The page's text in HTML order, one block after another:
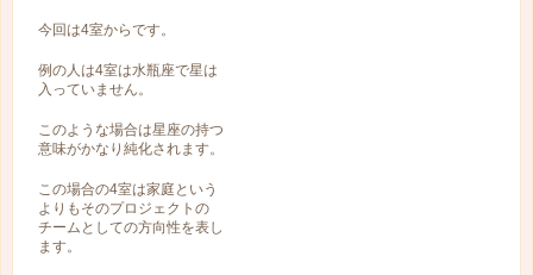
今回は4室からです。
例の人は4室は水瓶座で星は
入っていません。
このような場合は星座の持つ
意味がかなり純化されます。
この場合の4室は家庭という
よりもそのプロジェクトの
チームとしての方向性を表し
ます。